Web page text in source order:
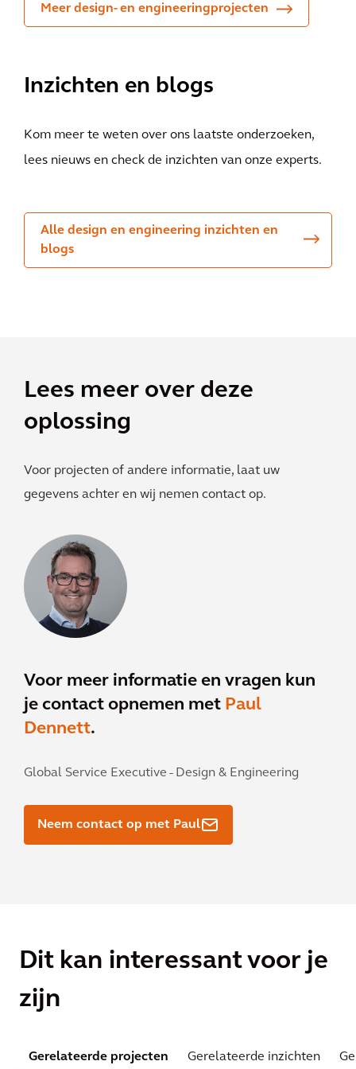
Meer design- en engineeringprojecten
Inzichten en blogs
Kom meer te weten over ons laatste onderzoeken,
lees nieuws en check de inzichten van onze experts.
Alle design en engineering inzichten en
blogs
Lees meer over deze
oplossing
Voor projecten of andere informatie, laat uw
gegevens achter en wij nemen contact op.
Voor meer informatie en vragen kun
je contact opnemen met Paul
Dennett.
Global Service Executive - Design & Engineering
Neem contact op met Paul
Dit kan interessant voor je
zijn
Gerelateerde projecten Gerelateerde inzichten